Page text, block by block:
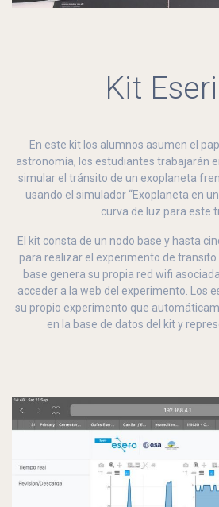
Kit
En este kit los alumnos asumen el
astronomía, los estudiantes trabajarán
simular el tránsito de un exoplaneta
usando el simulador “Exoplaneta en
curva de luz para este
El kit consta de un nodo base y hasta
para realizar el experimento de transito
base genera su propia red wifi
acceder a la web del experimento. Los
su propio experimento que
en la base de datos del kit y